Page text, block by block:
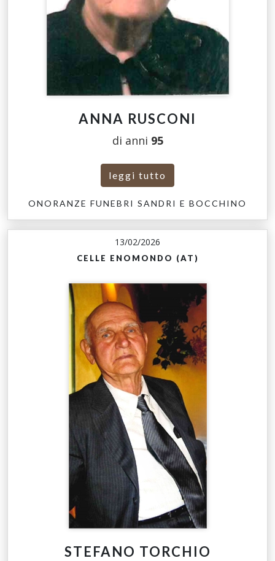
ANNA RUSCONI
di anni 95
leggi tutto
ONORANZE FUNEBRI SANDRI E BOCCHINO
13/02/2026
CELLE ENOMONDO (AT)
STEFANO TORCHIO